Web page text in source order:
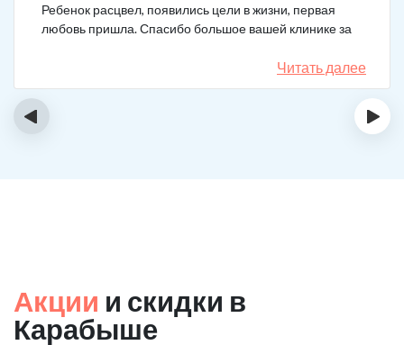
Ребенок расцвел, появились цели в жизни, первая
любовь пришла. Спасибо большое вашей клинике за
Читать далее
‹ ›
Акции и скидки в
Карабыше